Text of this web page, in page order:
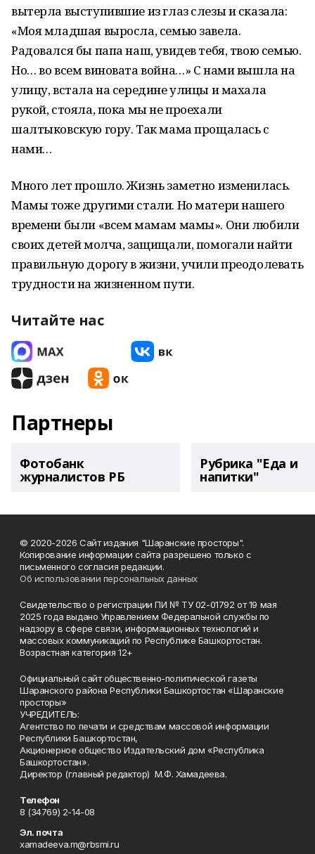
вытерла выступившие из глаз слезы и сказала:
«Моя младшая выросла, семью завела.
Радовался бы папа наш, увидев тебя, твою семью.
Но… во всем виновата война…» С нами вышла на
улицу, встала на середине улицы и махала
рукой, стояла, пока мы не проехали
шалтыковскую гору. Так мама прощалась с
нами…
Много лет прошло. Жизнь заметно изменилась.
Мамы тоже другими стали. Но матери нашего
времени были «всем мамам мамы». Они любили
своих детей молча, защищали, помогали найти
правильную дорогу в жизни, учили преодолевать
трудности на жизненном пути.
Читайте нас
Партнеры
Фотобанк
журналистов РБ
Рубрика "Еда и
напитки"
© 2020-2026 Сайт издания "Шаранские просторы".
Копирование информации сайта разрешено только с
письменного согласия редакции.
Об использовании персональных данных
Свидетельство о регистрации ПИ № ТУ 02-01792 от 19 мая
2025 года выдано Управлением Федеральной службы по
надзору в сфере связи, информационных технологий и
массовых коммуникаций по Республике Башкортостан.
Возрастная категория 12+
Официальный сайт общественно-политической газеты
Шаранского района Республики Башкортостан «Шаранские
просторы»
УЧРЕДИТЕЛЬ:
Агентство по печати и средствам массовой информации
Республики Башкортостан,
Акционерное общество Издательский дом «Республика
Башкортостан».
Директор (главный редактор) М.Ф. Хамадеева.
Телефон
8 (34769) 2-14-08
Эл. почта
xamadeeva.m@rbsmi.ru